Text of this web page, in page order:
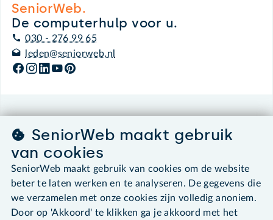
SeniorWeb.
De computerhulp voor u.
030 - 276 99 65
leden@seniorweb.nl
Algemene voorwaarden
Cookies en cookie-instellingen
Privacybeleid
About SeniorWeb
SeniorWeb maakt gebruik
van cookies
SeniorWeb maakt gebruik van cookies om de website
beter te laten werken en te analyseren. De gegevens die
we verzamelen met onze cookies zijn volledig anoniem.
Door op 'Akkoord' te klikken ga je akkoord met het